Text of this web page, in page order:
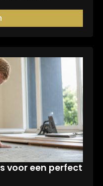
voor een perfect